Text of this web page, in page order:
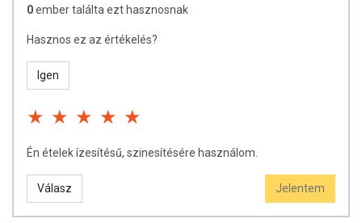
0ember találta ezt hasznosnak
Hasznos ez az értékelés?
Igen
Én ételek ízesítésű, szinesítésére használom.
Válasz Jelentem